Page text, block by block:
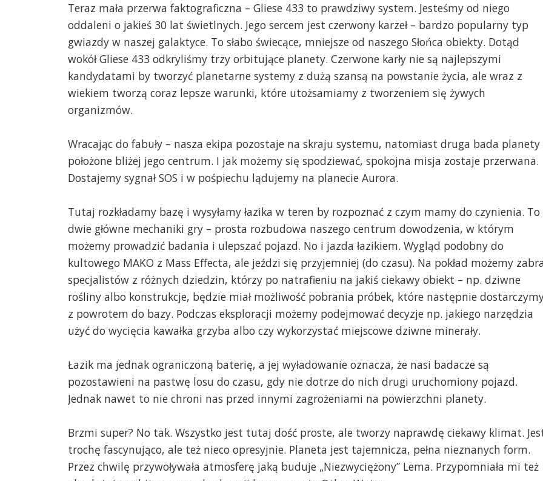
Teraz mała przerwa faktograficzna – Gliese 433 to prawdziwy system. Jesteśmy od niego
oddaleni o jakieś 30 lat świetlnych. Jego sercem jest czerwony karzeł – bardzo popularny typ
gwiazdy w naszej galaktyce. To słabo świecące, mniejsze od naszego Słońca obiekty. Dotąd
wokół Gliese 433 odkryliśmy trzy orbitujące planety. Czerwone karły nie są najlepszymi
kandydatami by tworzyć planetarne systemy z dużą szansą na powstanie życia, ale wraz z
wiekiem tworzą coraz lepsze warunki, które utożsamiamy z tworzeniem się żywych
organizmów.
Wracając do fabuły – nasza ekipa pozostaje na skraju systemu, natomiast druga bada planety
położone bliżej jego centrum. I jak możemy się spodziewać, spokojna misja zostaje przerwana.
Dostajemy sygnał SOS i w pośpiechu lądujemy na planecie Aurora.
Tutaj rozkładamy bazę i wysyłamy łazika w teren by rozpoznać z czym mamy do czynienia. To
dwie główne mechaniki gry – prosta rozbudowa naszego centrum dowodzenia, w którym
możemy prowadzić badania i ulepszać pojazd. No i jazda łazikiem. Wygląd podobny do
kultowego MAKO z Mass Effecta, ale jeździ się przyjemniej (do czasu). Na pokład możemy
specjalistów z różnych dziedzin, którzy po natrafieniu na jakiś ciekawy obiekt – np. dziwne
rośliny albo konstrukcje, będzie miał możliwość pobrania próbek, które następnie
z powrotem do bazy. Podczas eksploracji możemy podejmować decyzje np. jakiego narzędzia
użyć do wycięcia kawałka grzyba albo czy wykorzystać miejscowe dziwne minerały.
Łazik ma jednak ograniczoną baterię, a jej wyładowanie oznacza, że nasi badacze są
pozostawieni na pastwę losu do czasu, gdy nie dotrze do nich drugi uruchomiony pojazd.
Jednak nawet to nie chroni nas przed innymi zagrożeniami na powierzchni planety.
Brzmi super? No tak. Wszystko jest tutaj dość proste, ale tworzy naprawdę ciekawy klimat.
trochę fascynująco, ale też nieco opresyjnie. Planeta jest tajemnicza, pełna nieznanych form.
Przez chwilę przywoływała atmosferę jaką buduje „Niezwyciężony” Lema. Przypomniała mi też